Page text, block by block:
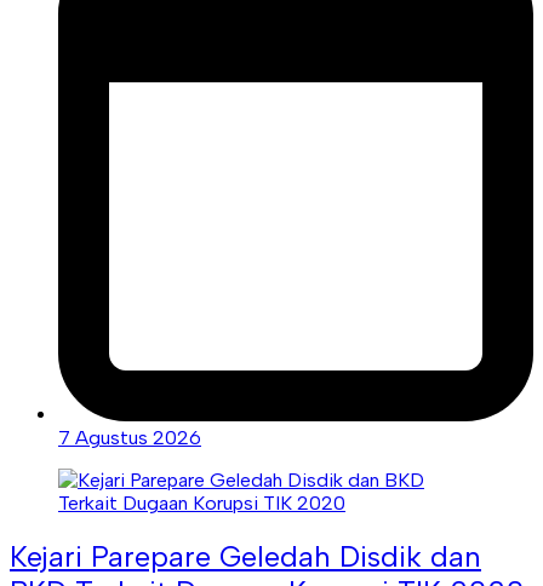
7 Agustus 2026
Kejari Parepare Geledah Disdik dan